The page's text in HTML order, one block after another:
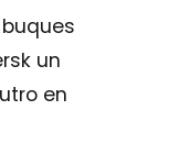
un
en